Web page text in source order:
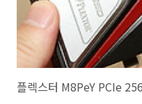
플렉스터 M8PeY PCIe